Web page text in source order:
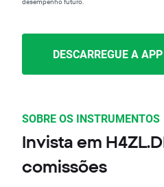
DESCARREGUE A
SOBRE OS INSTRUMENTOS
Invista em
comissões